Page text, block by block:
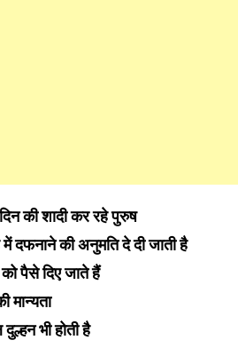
की शादी कर रहे पुरुष
में दफनाने की अनुमति दे दी जाती है
पैसे दिए जाते हैं
मान्यता
भी होती है